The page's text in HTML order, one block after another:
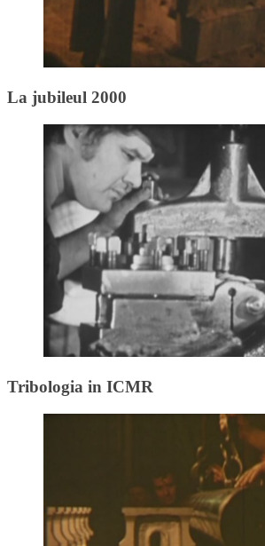
La jubileul 2000
Tribologia in ICMR